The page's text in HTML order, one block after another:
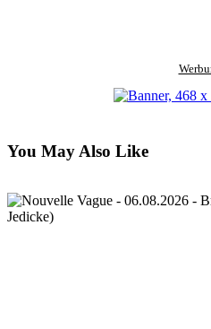
You May Also Like